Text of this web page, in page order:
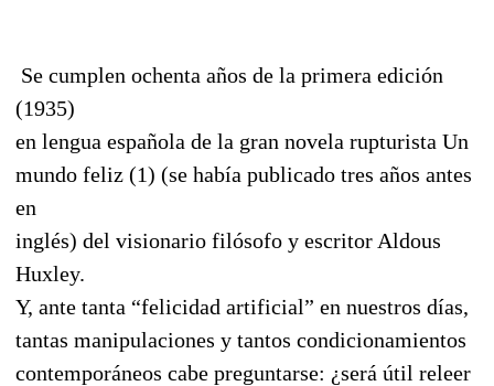
Se cumplen ochenta años de la primera edición
(1935)
en lengua española de la gran novela rupturista Un
mundo feliz (1) (se había publicado tres años antes
en
inglés) del visionario filósofo y escritor Aldous
Huxley.
Y, ante tanta “felicidad artificial” en nuestros días,
tantas manipulaciones y tantos condicionamientos
contemporáneos cabe preguntarse: ¿será útil releer